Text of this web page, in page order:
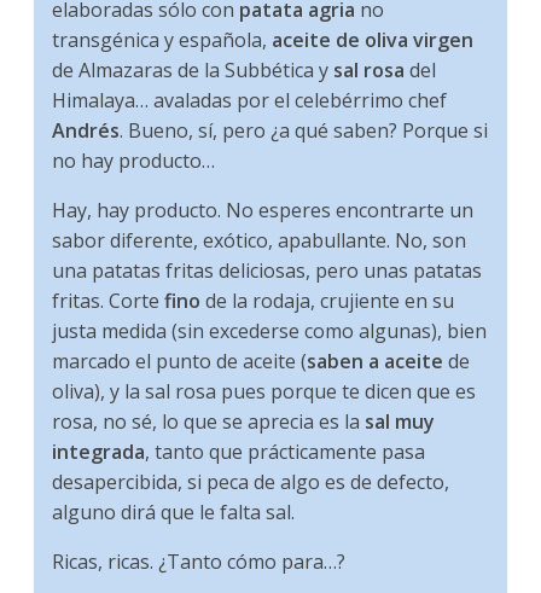
elaboradas sólo con patata agria no
transgénica y española, aceite de oliva virgen
de Almazaras de la Subbética y sal rosa del
Himalaya… avaladas por el celebérrimo chef
Andrés. Bueno, sí, pero ¿a qué saben? Porque si
no hay producto…
Hay, hay producto. No esperes encontrarte un
sabor diferente, exótico, apabullante. No, son
una patatas fritas deliciosas, pero unas patatas
fritas. Cortefino de la rodaja, crujiente en su
justa medida (sin excederse como algunas), bien
marcado el punto de aceite (saben a aceite de
oliva), y la sal rosa pues porque te dicen que es
rosa, no sé, lo que se aprecia es la sal muy
integrada, tanto que prácticamente pasa
desapercibida, si peca de algo es de defecto,
alguno dirá que le falta sal.
Ricas, ricas. ¿Tanto cómo para…?